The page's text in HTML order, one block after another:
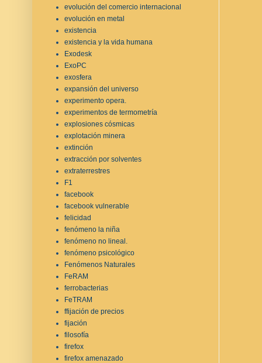
evolución del comercio internacional
evolución en metal
existencia
existencia y la vida humana
Exodesk
ExoPC
exosfera
expansión del universo
experimento opera.
experimentos de termometría
explosiones cósmicas
explotación minera
extinción
extracción por solventes
extraterrestres
F1
facebook
facebook vulnerable
felicidad
fenómeno la niña
fenómeno no lineal.
fenómeno psicológico
Fenómenos Naturales
FeRAM
ferrobacterias
FeTRAM
ffijación de precios
fijación
filosofía
firefox
firefox amenazado